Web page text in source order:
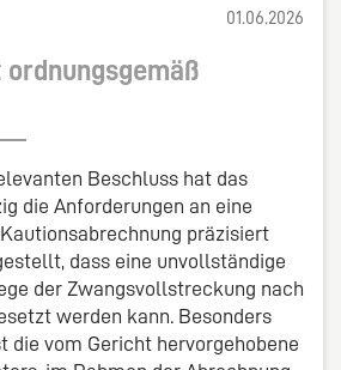
01.06.2026
Beschluss hat das
die Anforderungen an eine
präzisiert
dass eine unvollständige
der Zwangsvollstreckung nach
werden kann. Besonders
die vom Gericht hervorgehobene